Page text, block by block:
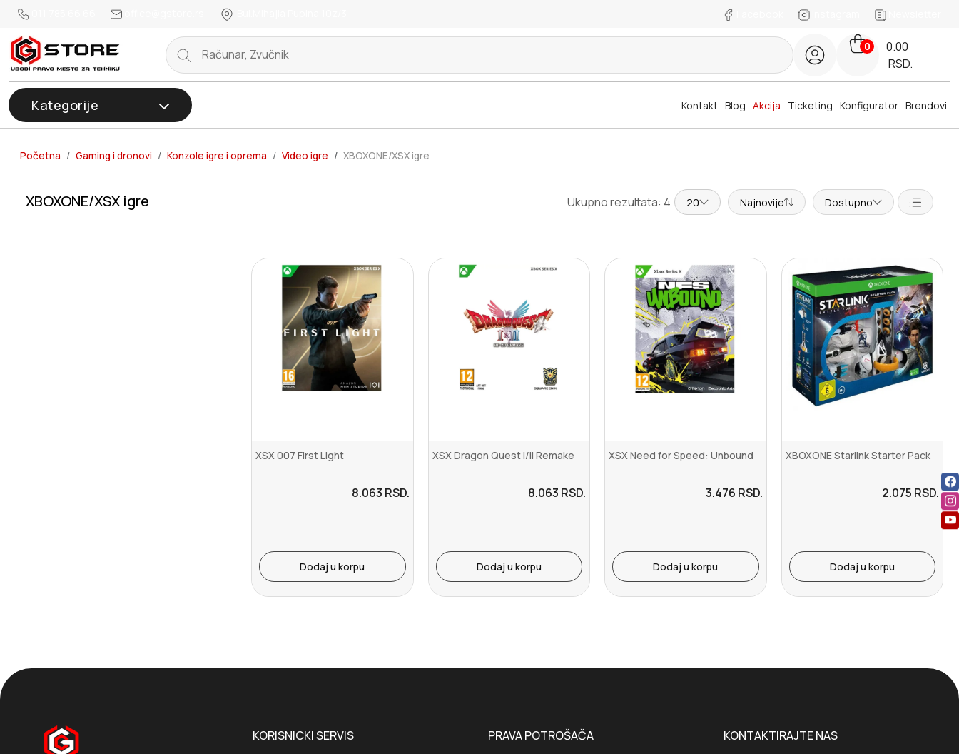
Instagram Newsletter
0
0.00
RSD.
Kategorije Brendovi
Blog Akcija
Kontakt Ticketing Konfigurator
Početna Gaming i dronovi Konzole igre i oprema Video igre XBOXONE/XSX igre
XBOXONE/XSX igre Ukupno rezultata: 4 20 Najnovije Dostupno
XSX 007 First Light
8.063 RSD.
Dodaj u korpu
XSX Dragon Quest I/II Remake
8.063 RSD.
Dodaj u korpu
XSX Need for Speed: Unbound
3.476 RSD.
Dodaj u korpu
XBOXONE Starlink Starter Pack
2.075 RSD.
Dodaj u korpu
KORISNICKI SERVIS PRAVA POTROŠAČA KONTAKTIRAJTE NAS